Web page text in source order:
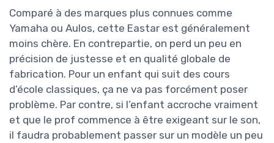
Comparé à des marques plus connues comme
Yamaha ou Aulos, cette Eastar est généralement
moins chère. En contrepartie, on perd un peu en
précision de justesse et en qualité globale de
fabrication. Pour un enfant qui suit des cours
d’école classiques, ça ne va pas forcément poser
problème. Par contre, si l’enfant accroche vraiment
et que le prof commence à être exigeant sur le son,
il faudra probablement passer sur un modèle un peu